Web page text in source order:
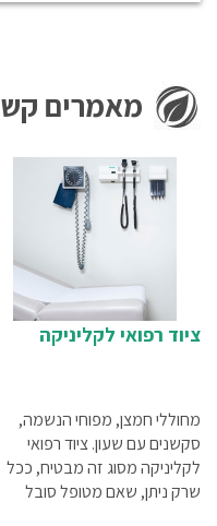
מאמרים
ציוד רפואי לקליניקה
מחוללי חמצן, מפוחי הנשמה,
סקשנים עם שעון. ציוד רפואי
לקליניקה מסוג זה מבטיח, ככל
שרק ניתן, שאם מטופל סובל